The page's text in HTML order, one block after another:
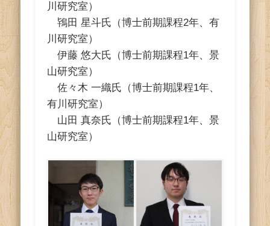
川研究室）
鴇田 星斗氏（博士前期課程2年、有
川研究室）
伊藤 悠大氏（博士前期課程1年、景
山研究室）
佐々木 一織氏（博士前期課程1年、
有川研究室）
山田 真奈氏（博士前期課程1年、景
山研究室）